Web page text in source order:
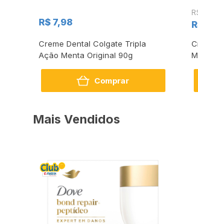
R$ 7,98
Creme Dental Colgate Tripla
Ação Menta Original 90g
Comprar
Mais Vendidos